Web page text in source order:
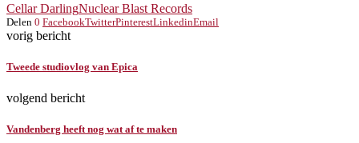
Cellar DarlingNuclear Blast Records
Delen 0 FacebookTwitterPinterestLinkedinEmail
vorig bericht
Tweede studiovlog van Epica
volgend bericht
Vandenberg heeft nog wat af te maken